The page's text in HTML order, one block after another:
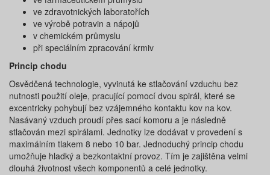
ve zdravotnických laboratořích
ve výrobě potravin a nápojů
v chemickém průmyslu
při speciálním zpracování krmiv
Princip chodu
Osvědčená technologie, vyvinutá ke stlačování vzduchu bez
nutnosti použití oleje, pracující pomocí dvou spirál, které se
excentricky pohybují bez vzájemného kontaktu kov na kov.
Nasávaný vzduch proudí přes sací komoru a je následně
stlačován mezi spirálami. Jednotky lze dodávat v provedení s
maximálním tlakem 8 nebo 10 bar. Jednoduchý princip chodu
umožňuje hladký a bezkontaktní provoz. Tím je zajištěna velmi
dlouhá životnost všech komponentů a celé jednotky.